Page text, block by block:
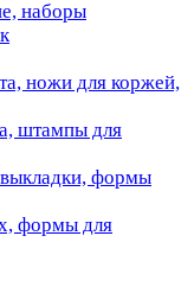
наборы
ножи для коржей,
штампы для
формы
формы для